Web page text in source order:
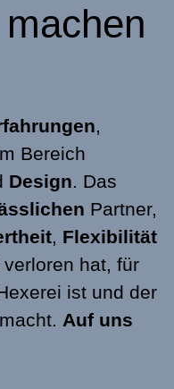
,
Bereich
Design. Das
Partner,
, Flexibilität
hat, für
ist und der
Auf uns